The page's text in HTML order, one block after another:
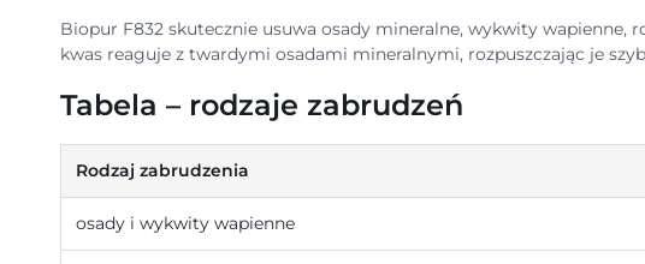
Biopur F832 skutecznie usuwa osady mineralne, wykwity wapienne,
kwas reaguje z twardymi osadami mineralnymi, rozpuszczając je
Tabela – rodzaje zabrudzeń
Rodzaj zabrudzenia
osady i wykwity wapienne